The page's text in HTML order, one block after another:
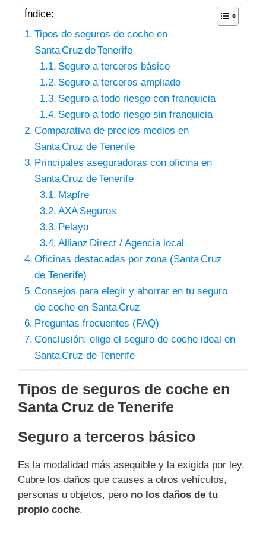
Índice:
Tipos de seguros de coche en
Santa Cruz de Tenerife
Seguro a terceros básico
Seguro a terceros ampliado
Seguro a todo riesgo con franquicia
Seguro a todo riesgo sin franquicia
Comparativa de precios medios en
Santa Cruz de Tenerife
Principales aseguradoras con oficina en
Santa Cruz de Tenerife
Mapfre
AXA Seguros
Pelayo
Allianz Direct / Agencia local
Oficinas destacadas por zona (Santa Cruz
de Tenerife)
Consejos para elegir y ahorrar en tu seguro
de coche en Santa Cruz
Preguntas frecuentes (FAQ)
Conclusión: elige el seguro de coche ideal en
Santa Cruz de Tenerife
Tipos de seguros de coche en
Santa Cruz de Tenerife
Seguro a terceros básico
Es la modalidad más asequible y la exigida por ley.
Cubre los daños que causes a otros vehículos,
personas u objetos, pero no los daños de tu
propio coche.